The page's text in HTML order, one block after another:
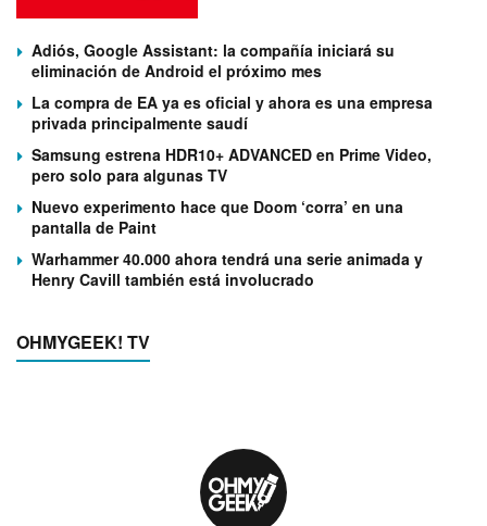
Adiós, Google Assistant: la compañía iniciará su
eliminación de Android el próximo mes
La compra de EA ya es oficial y ahora es una empresa
privada principalmente saudí
Samsung estrena HDR10+ ADVANCED en Prime Video,
pero solo para algunas TV
Nuevo experimento hace que Doom ‘corra’ en una
pantalla de Paint
Warhammer 40.000 ahora tendrá una serie animada y
Henry Cavill también está involucrado
OHMYGEEK! TV